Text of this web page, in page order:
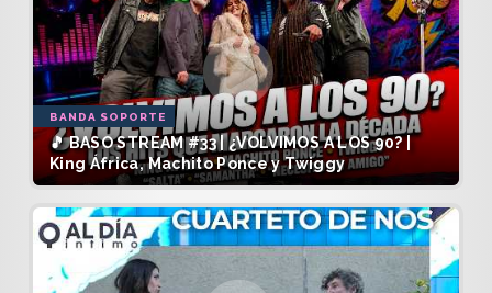
BANDA SOPORTE
🎵 BASO STREAM #33 | ¿VOLVIMOS A LOS 90? |
King África, Machito Ponce y Twiggy